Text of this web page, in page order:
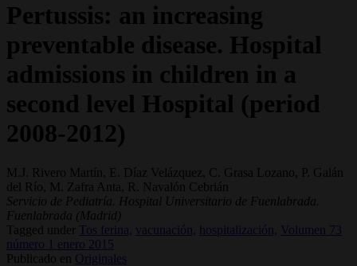
Pertussis: an increasing
preventable disease. Hospital
admissions in children in a
second level Hospital (period
2008-2012)
M.J. Rivero Martín, E. Díaz Velázquez, C. Grasa Lozano, P. Galán
del Río, M. Zafra Anta, R. Navalón Cebrián
Servicio de Pediatría. Hospital Universitario de Fuenlabrada.
Fuenlabrada (Madrid)
Tagged under
Tos ferina, vacunación, hospitalización,
Volumen 73
número 1 enero 2015
Publicado en
Originales